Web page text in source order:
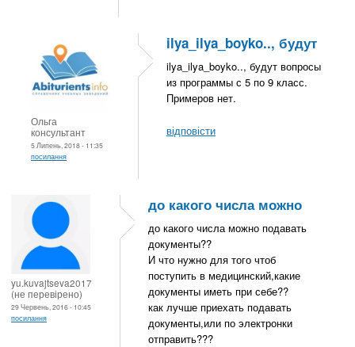
Ольга
консультант
5 Липень, 2018 - 11:35
посилання
ilya_ilya_boyko.., будут
ilya_ilya_boyko.., будут вопросы
из программы с 5 по 9 класс.
Примеров нет.
відповісти
yu.kuvajtseva2017
(не перевірено)
29 Червень, 2016 - 10:45
посилання
до какого числа можно
до какого числа можно подавать
документы??
И что нужно для того чтоб
поступить в медицинский,какие
документы иметь при себе??
как лучше приехать подавать
документы,или по электронки
отправить???